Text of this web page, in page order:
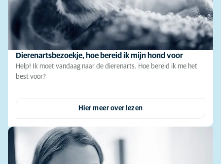
Dierenartsbezoekje, hoe bereid ik mijn hond voor
Help! Ik moet vandaag naar de dierenarts. Hoe bereid ik me het
best voor?
Hier meer over lezen